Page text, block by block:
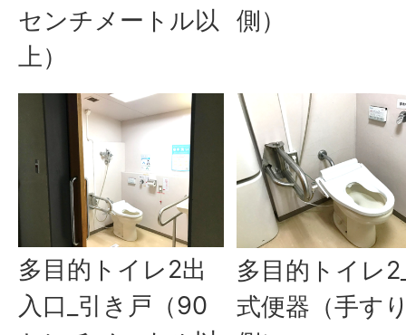
センチメートル以
上）
側）
多目的トイレ2出
入口_引き戸（90
多目的トイレ
式便器（手す